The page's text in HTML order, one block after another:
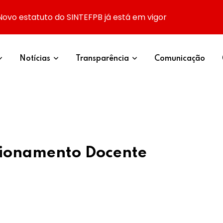
Notícias Transparência Comunicação
Docente
estatuto do SINTEFPB já está em vigor